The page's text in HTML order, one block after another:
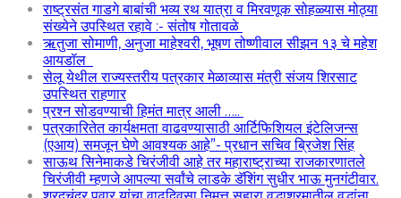
राष्ट्रसंत गाडगे बाबांची भव्य रथ यात्रा व मिरवणूक सोहळ्यास मोठ्या
संख्येने उपस्थित रहावे :- संतोष गोतावळे
ऋतुजा सोमाणी, अनुजा माहेश्वरी, भूषण तोष्णीवाल सीझन १३ चे महेश
आयडॉल
सेलू येथील राज्यस्तरीय पत्रकार मेळाव्यास मंत्री संजय शिरसाट
उपस्थित राहणार
प्रश्न सोडवण्याची हिमंत मात्र आली …..
पत्रकारितेत कार्यक्षमता वाढवण्यासाठी आर्टिफिशियल इंटेलिजन्स
(एआय) समजून घेणे आवश्यक आहे”- प्रधान सचिव ब्रिजेश सिंह
साऊथ सिनेमाकडे चिरंजीवी आहे तर महाराष्ट्राच्या राजकारणातले
चिरंजीवी म्हणजे आपल्या सर्वांचे लाडके डॅशिंग सुधीर भाऊ मुनगंटीवार.